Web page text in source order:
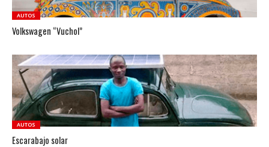
AUTOS
Volkswagen “Vuchol”
AUTOS
Escarabajo solar